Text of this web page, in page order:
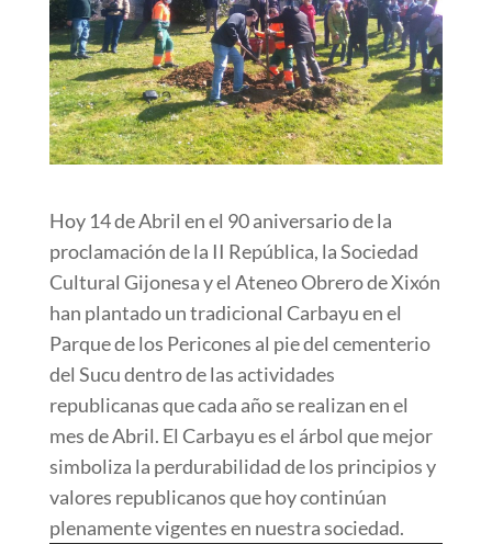
Hoy 14 de Abril en el 90 aniversario de la
proclamación de la II República, la Sociedad
Cultural Gijonesa y el Ateneo Obrero de Xixón
han plantado un tradicional Carbayu en el
Parque de los Pericones al pie del cementerio
del Sucu dentro de las actividades
republicanas que cada año se realizan en el
mes de Abril. El Carbayu es el árbol que mejor
simboliza la perdurabilidad de los principios y
valores republicanos que hoy continúan
plenamente vigentes en nuestra sociedad.